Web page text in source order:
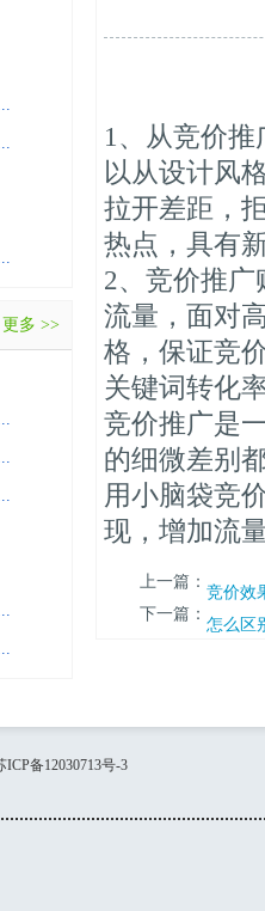
1、从竞价
以从设计风
拉开差距，
热点，具有
2、竞价推
流量，面对
格，保证竞
关键词转化
竞价推广是
的细微差别
用小脑袋竞
现，增加流
上一篇： 竞价效
下一篇： 怎么区
更多 >>
ICP备12030713号-3